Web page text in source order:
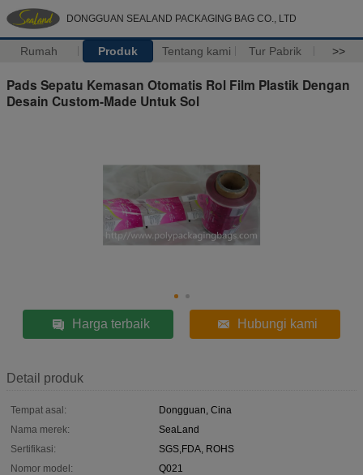
DONGGUAN SEALAND PACKAGING BAG CO., LTD
Rumah Produk Tentang kami Tur Pabrik >>
Pads Sepatu Kemasan Otomatis Rol Film Plastik Dengan
Desain Custom-Made Untuk Sol
Harga terbaik Hubungi kami
Detail produk
Tempat asal:
Dongguan, Cina
Nama merek:
SeaLand
Sertifikasi:
SGS,FDA, ROHS
Nomor model:
Q021